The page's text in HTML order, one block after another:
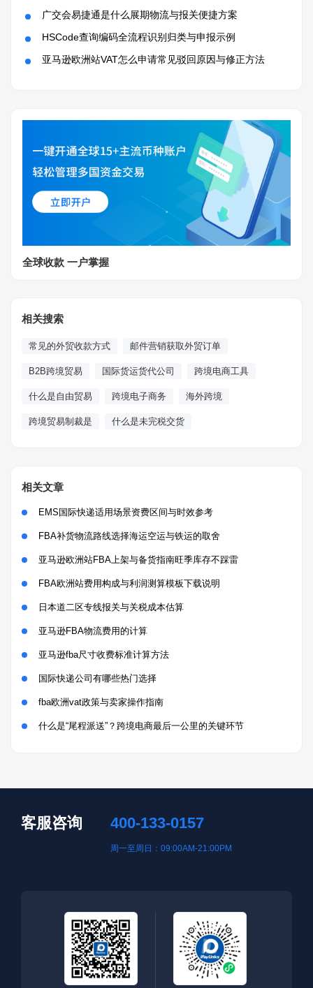
广交会易捷通是什么展期物流与报关便捷方案
HSCode查询编码全流程识别归类与申报示例
亚马逊欧洲站VAT怎么申请常见驳回原因与修正方法
全球收款 一户掌握
相关搜索
常见的外贸收款方式 邮件营销获取外贸订单
B2B跨境贸易 国际货运货代公司 跨境电商工具
什么是自由贸易 跨境电子商务 海外跨境
跨境贸易制裁是 什么是未完税交货
相关文章
EMS国际快递适用场景资费区间与时效参考
FBA补货物流路线选择海运空运与铁运的取舍
亚马逊欧洲站FBA上架与备货指南旺季库存不踩雷
FBA欧洲站费用构成与利润测算模板下载说明
日本道二区专线报关与关税成本估算
亚马逊FBA物流费用的计算
亚马逊fba尺寸收费标准计算方法
国际快递公司有哪些热门选择
fba欧洲vat政策与卖家操作指南
什么是“尾程派送”？跨境电商最后一公里的关键环节
客服咨询 400-133-0157
周一至周日：09:00AM-21:00PM